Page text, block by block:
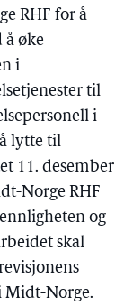
RHF for å
å øke
i
til
i
lytte til
11. desember
Norge RHF
og
skal
Midt-Norge.